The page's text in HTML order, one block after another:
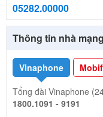
05282.00000
Thông tin nhà mạng
Vinaphone
Tổng đài Vinaphone
1800.1091 - 9191